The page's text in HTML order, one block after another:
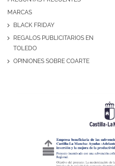
MARCAS
BLACK FRIDAY
REGALOS PUBLICITARIOS EN
TOLEDO
OPINIONES SOBRE COARTE